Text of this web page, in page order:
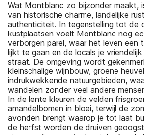
Wat Montblanc zo bijzonder maakt,
van historische charme, landelijke
authenticiteit. In tegenstelling tot de
kustplaatsen voelt Montblanc nog
verborgen parel, waar het leven een
lijkt te gaan en de locals je
straat. De omgeving wordt
kleinschalige wijnbouw, groene
indrukwekkende natuurgebieden,
wandelen zonder veel andere
In de lente kleuren de velden
amandelbomen in bloei, terwijl de
avonden brengt waarop je tot laat
de herfst worden de druiven